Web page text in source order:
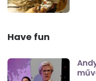
Have fun